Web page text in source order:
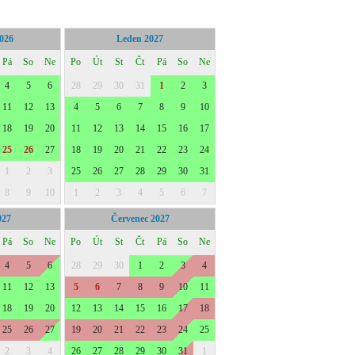
Pá So Ne
4 5
6
11 12
13
18 19
20
25 26
27
1 2
3
8 9 10
Leden 2027
Po Út St Čt Pá So Ne
28 29 30 31 1 2
3
4
5 6 7 8 9
10
11
12 13 14 15 16
17
18
19 20 21 22 23
24
25
26 27 28 29 30
31
1
2 3 4 5 6 7
Pá So Ne
4 5
6
11 12
13
18 19
20
25 26
27
2 3
4
Červenec 2027
Po Út St Čt Pá So Ne
28 29 30 1 2 3
4
5
6 7 8 9 10
11
12
13 14 15 16 17
18
19
20 21 22 23 24
25
26
27 28 29 30 31
1